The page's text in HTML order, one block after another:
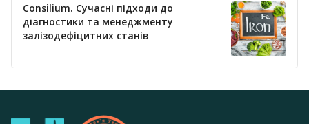
Consilium. Сучасні підходи до
діагностики та менеджменту
залізодефіцитних станів